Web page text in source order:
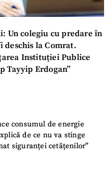
Un colegiu cu predare în
deschis la Comrat.
Instituției Publice
Tayyip Erdogan”
consumul de energie
de ce nu va stinge
siguranței cetățenilor”